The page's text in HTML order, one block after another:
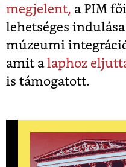
megjelent, a PIM
lehetséges
múzeumi
amit alaphoz
is támogatott.